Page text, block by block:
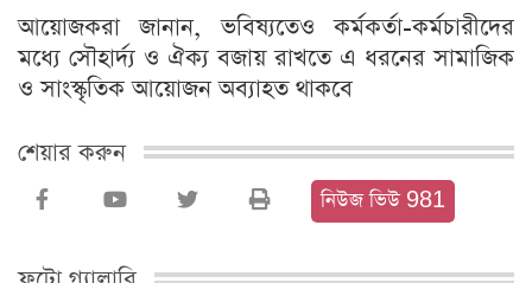
আয়োজকরা জানান, ভবিষ্যতেও কর্মকর্তা-কর্মচারীদের
মধ্যে সৌহার্দ্য ও ঐক্য বজায় রাখতে এ ধরনের সামাজিক
ও সাংস্কৃতিক আয়োজন অব্যাহত থাকবে
শেয়ার করুন
নিউজ ভিউ 981